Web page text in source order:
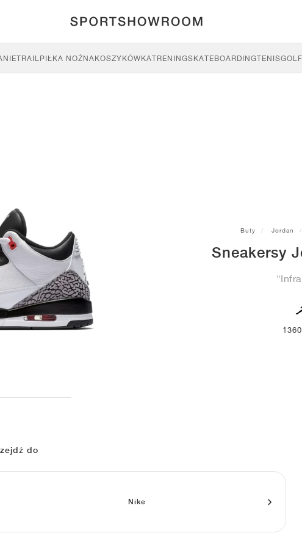
TRAILPIŁKA NOŻNAKOSZYKÓWKATRENINGSKATEBOARDINGTENISGOLF
Buty Jordan
Sneakersy
do
Nike